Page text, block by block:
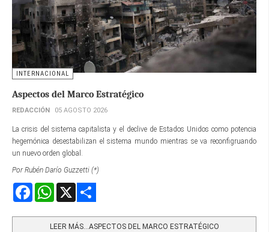
INTERNACIONAL
Aspectos del Marco Estratégico
REDACCIÓN 05 AGOSTO 2026
La crisis del sistema capitalista y el declive de Estados Unidos como potencia
hegemónica desestabilizan el sistema mundo mientras se va reconfigruando
un nuevo orden global.
Por Rubén Darío Guzzetti (*)
FacebookWhatsApp
LEER MÁS…ASPECTOS DEL MARCO ESTRATÉGICO